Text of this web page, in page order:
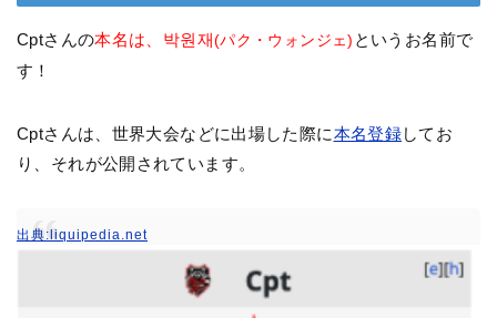
Cptさんの本名は、 박원재(パク・ウォンジェ) というお名前で
す！
Cptさんは、世界大会などに出場した際に本名登録してお
り、それが公開されています。
出典:liquipedia.net